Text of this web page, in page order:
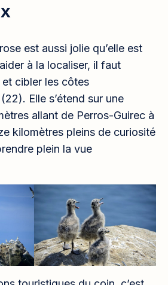
est aussi jolie qu’elle est
à la localiser, il faut
cibler les côtes
Elle s’étend sur une
allant de Perros-Guirec à
kilomètres pleins de curiosité
plein la vue